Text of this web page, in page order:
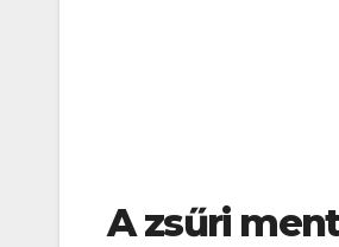
A zsűri